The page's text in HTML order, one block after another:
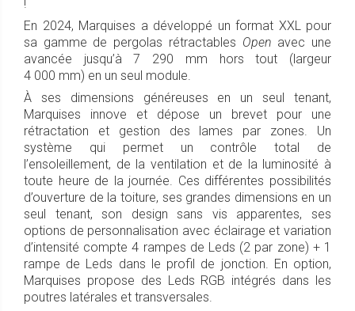
!
En 2024, Marquises a développé un format XXL pour
sa gamme de pergolas rétractables Open avec une
avancée jusqu’à 7 290 mm hors tout (largeur
4 000 mm) en un seul module.
À ses dimensions généreuses en un seul tenant,
Marquises innove et dépose un brevet pour une
rétractation et gestion des lames par zones. Un
système qui permet un contrôle total de
l’ensoleillement, de la ventilation et de la luminosité à
toute heure de la journée. Ces différentes possibilités
d’ouverture de la toiture, ses grandes dimensions en un
seul tenant, son design sans vis apparentes, ses
options de personnalisation avec éclairage et variation
d’intensité compte 4 rampes de Leds (2 par zone) + 1
rampe de Leds dans le profil de jonction. En option,
Marquises propose des Leds RGB intégrés dans les
poutres latérales et transversales.